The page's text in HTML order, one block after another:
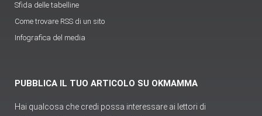
Sfida delle tabelline
Come trovare RSS di un sito
Infografica del media
PUBBLICA IL TUO ARTICOLO SU OKMAMMA
Hai qualcosa che credi possa interessare ai lettori di